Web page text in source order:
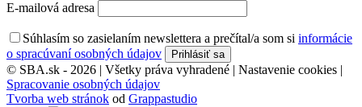
E-mailová adresa
Súhlasím so zasielaním newslettera a prečítal/a som si informácie
o spracúvaní osobných údajov
© SBA.sk - 2026 | Všetky práva vyhradené | Nastavenie cookies |
Spracovanie osobných údajov
Tvorba web stránok od Grappastudio